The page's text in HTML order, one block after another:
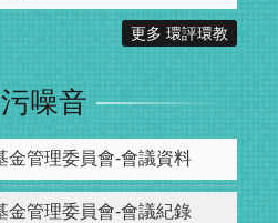
更多 環評環教
噪音
金管理委員會-會議資料
金管理委員會-會議紀錄